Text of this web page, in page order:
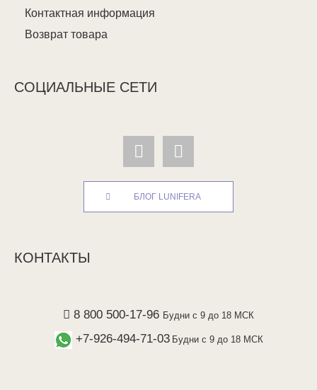
Контактная информация
Возврат товара
СОЦИАЛЬНЫЕ СЕТИ
БЛОГ LUNIFERA
КОНТАКТЫ
8 800 500-17-96 Будни с 9 до 18 МСК
+7-926-494-71-03 Будни с 9 до 18 МСК